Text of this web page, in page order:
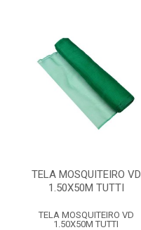
TELA MOSQUITEIRO VD
1.50X50M TUTTI
TELA MOSQUITEIRO VD
1.50X50M TUTTI